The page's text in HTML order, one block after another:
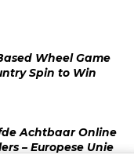
Wheel Game
Spin to Win
Achtbaar Online
– Europese Unie